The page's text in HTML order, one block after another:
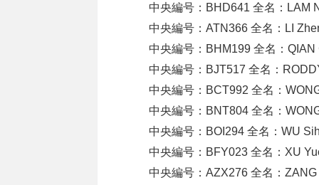
中央編号：BHD641 全名：LAM
中央編号：ATN366 全名：LI
中央編号：BHM199 全名：
中央編号：BJT517 全名：
中央編号：BCT992 全名：
中央編号：BNT804 全名：
中央編号：BOI294 全名：WU
中央編号：BFY023 全名：XU
中央編号：AZX276 全名：